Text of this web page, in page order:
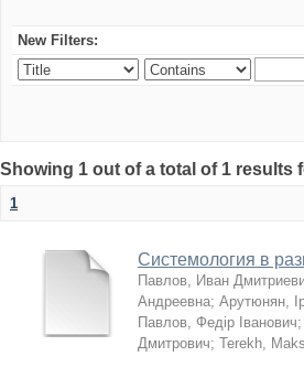
New Filters:
Showing 1 out of a total of 1
1
Системология в
Павлов, Иван
Андреевна; Арутюнян,
Павлов, Федір Іванович;
Дмитрович; Terekh,